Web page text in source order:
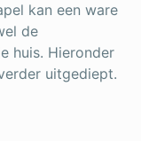
kan een ware
de
huis. Hieronder
uitgediept.